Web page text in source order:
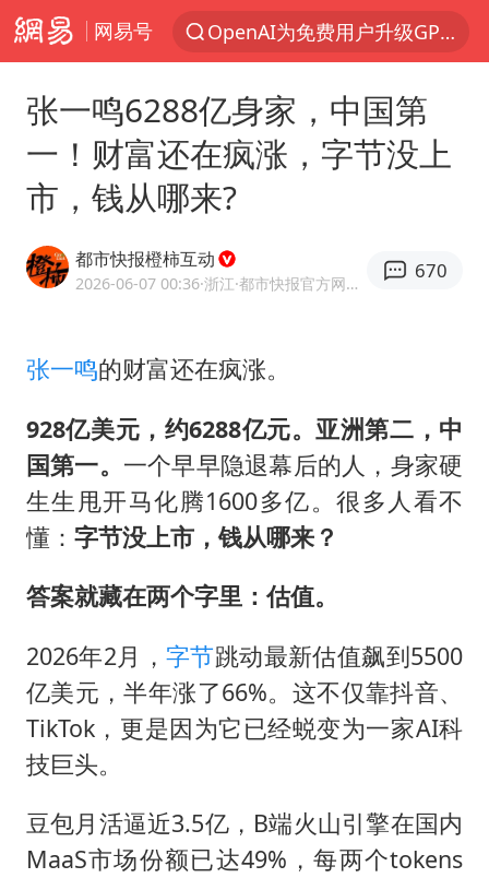
网易号
OpenAI为免费用户升级GPT-5.6 Luna
U17国足三战全胜
台风白海豚登陆地点更新
看守所辅警收受10万获刑1年
郑国霖回应去景区上班被保安拦下
宇树科技 打新
多地要求领导干部带头休假
泰国一女公务员妆容引争议 本人回应
台风白海豚进入48小时警戒线
27岁女子成组织卖淫集团主犯被通缉
张一鸣6288亿身家，中国第
一！财富还在疯涨，字节没上
市，钱从哪来?
都市快报橙柿互动
2026-06-07 00:36·浙江 ·都市快报官方网易号
670
张一鸣的财富还在疯涨。
928亿美元，约6288亿元。亚洲第二，中
国第一。 一个早早隐退幕后的人，身家硬
生生甩开马化腾1600多亿。很多人看不
懂： 字节没上市，钱从哪来？
答案就藏在两个字里：估值。
2026年2月， 字节跳动最新估值飙到5500
亿美元，半年涨了66%。这不仅靠抖音、
TikTok，更是因为它已经蜕变为一家AI科
技巨头。
豆包月活逼近3.5亿，B端火山引擎在国内
MaaS市场份额已达49%，每两个tokens